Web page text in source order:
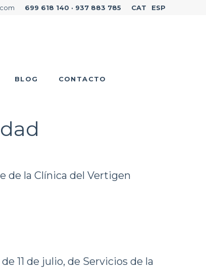
699 618 140 · 937 883 785 CAT ESP
BLOG CONTACTO
de la Clínica del Vertigen
11 de julio, de Servicios de la